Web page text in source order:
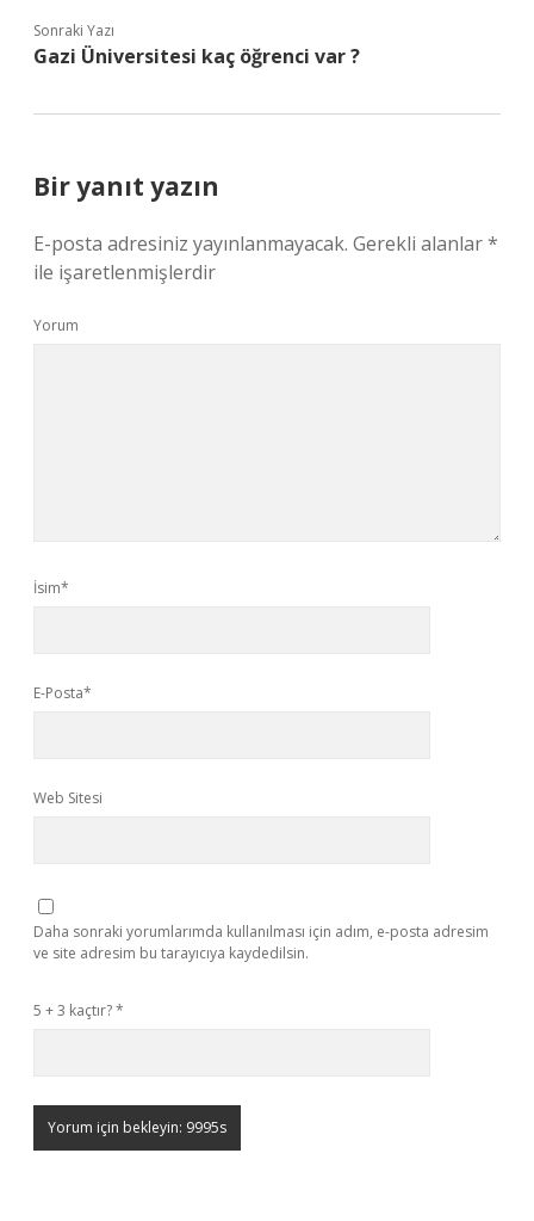
Sonraki Yazı
Gazi Üniversitesi kaç öğrenci var ?
Bir yanıt yazın
E-posta adresiniz yayınlanmayacak. Gerekli alanlar*
ile işaretlenmişlerdir
Yorum
İsim*
E-Posta*
Web Sitesi
Daha sonraki yorumlarımda kullanılması için adım, e-posta adresim
ve site adresim bu tarayıcıya kaydedilsin.
5 + 3 kaçtır?*